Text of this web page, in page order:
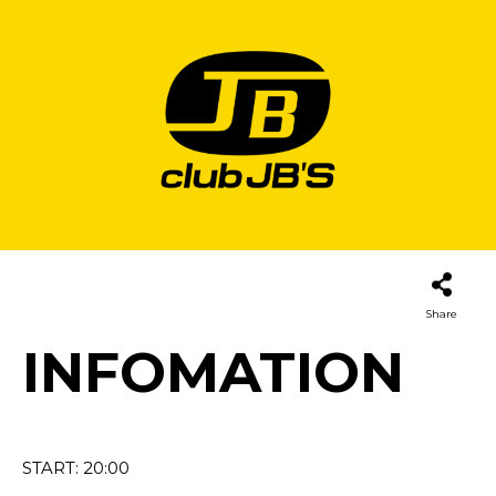
Share
INFOMATION
START: 20:00